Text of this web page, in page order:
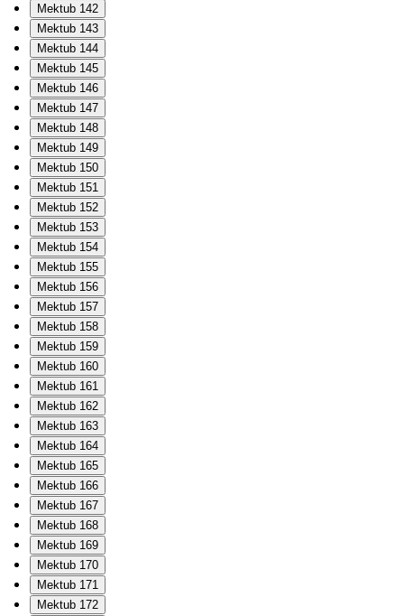
Mektub 142
Mektub 143
Mektub 144
Mektub 145
Mektub 146
Mektub 147
Mektub 148
Mektub 149
Mektub 150
Mektub 151
Mektub 152
Mektub 153
Mektub 154
Mektub 155
Mektub 156
Mektub 157
Mektub 158
Mektub 159
Mektub 160
Mektub 161
Mektub 162
Mektub 163
Mektub 164
Mektub 165
Mektub 166
Mektub 167
Mektub 168
Mektub 169
Mektub 170
Mektub 171
Mektub 172